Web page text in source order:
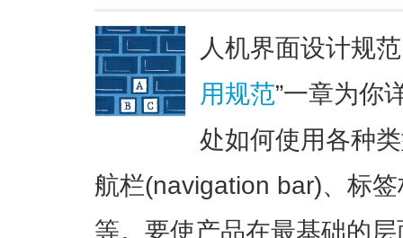
人机界面设计规
用规范”一章为你
处如何使用各种
航栏(navigation bar)、标
等。要使产品在最基础的